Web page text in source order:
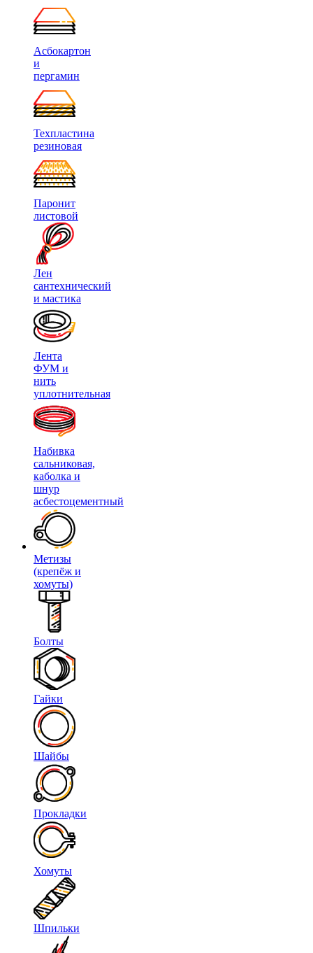
Асбокартон
и
пергамин
Техпластина
резиновая
Паронит
листовой
Лен
сантехнический
и мастика
Лента
ФУМ и
нить
уплотнительная
Набивка
сальниковая,
каболка и
шнур
асбестоцементный
Метизы
(крепёж и
хомуты)
Болты
Гайки
Шайбы
Прокладки
Хомуты
Шпильки